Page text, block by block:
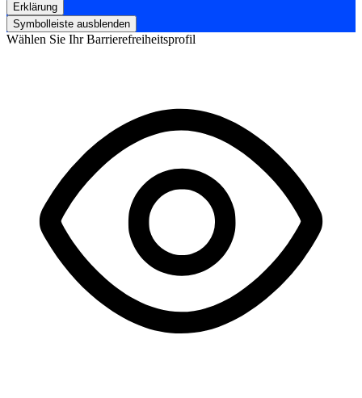
Erklärung
Symbolleiste ausblenden
Wählen Sie Ihr Barrierefreiheitsprofil